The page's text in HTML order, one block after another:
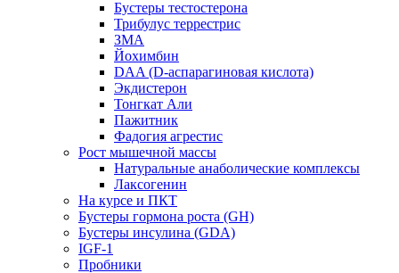
Бустеры тестостерона
Трибулус террестрис
ЗМА
Йохимбин
DAA (D-аспарагиновая кислота)
Экдистерон
Тонгкат Али
Пажитник
Фадогия агрестис
Рост мышечной массы
Натуральные анаболические комплексы
Лаксогенин
На курсе и ПКТ
Бустеры гормона роста (GH)
Бустеры инсулина (GDA)
IGF-1
Пробники